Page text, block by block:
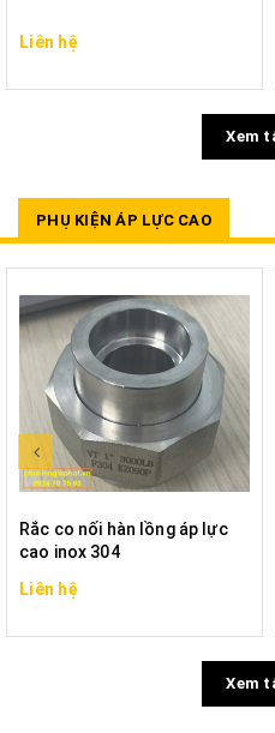
Liên hệ
Xem
PHỤ KIỆN ÁP LỰC CAO
Rắc co nối hàn lồng áp lực
cao inox 304
Liên hệ
Xem